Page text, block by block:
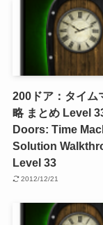
200ドア：タイム
略 まとめ Level
Doors: Time
Solution
Level 33
2012/12/21